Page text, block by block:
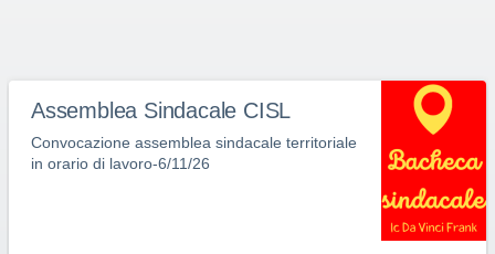
Assemblea Sindacale CISL
Convocazione assemblea sindacale territoriale
in orario di lavoro-6/11/26